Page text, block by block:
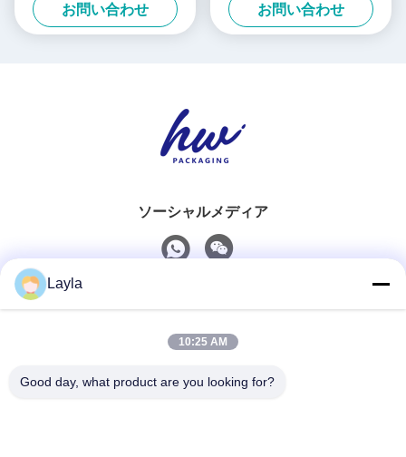
お問い合わせ
た色
お問い合わせ
ソーシャルメディア
0086-18688885859
Layla
10:25 AM
Good day, what product are you looking for?